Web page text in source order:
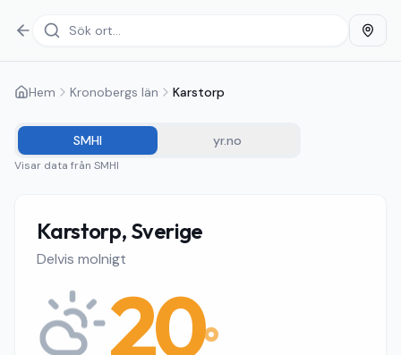
Hem Kronobergs län Karstorp
SMHI yr.no
Visar data från SMHI
Karstorp, Sverige
Delvis molnigt
20°